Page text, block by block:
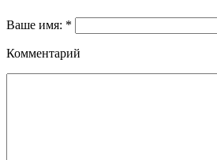
Ваше имя: *
Комментарий